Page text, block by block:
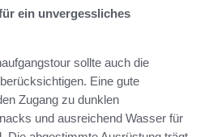
ein unvergessliches
sollte auch die
berücksichtigen. Eine gute
Zugang zu dunklen
und ausreichend Wasser für